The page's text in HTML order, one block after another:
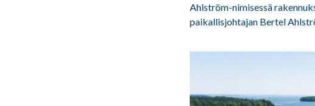
Ahlström-nimisessä
paikallisjohtajan Bertel